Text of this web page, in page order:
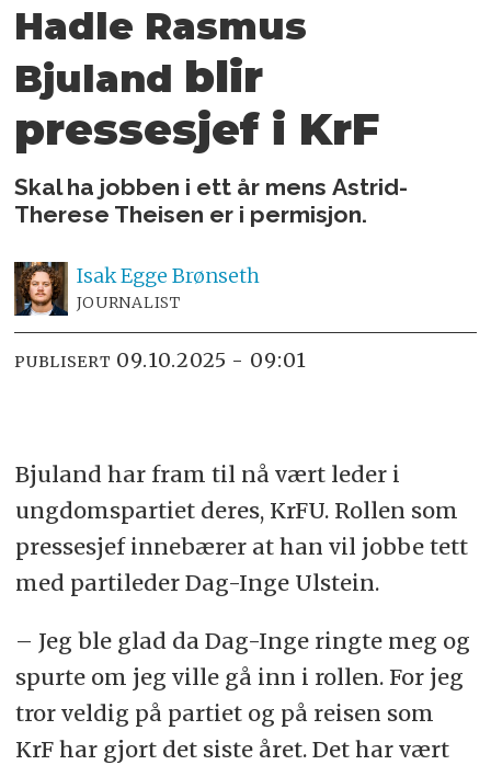
Hadle Rasmus
Bjuland blir
pressesjef i KrF
Skal ha jobben i ett år mens Astrid-
Therese Theisen er i permisjon.
IsakEgge Brønseth
JOURNALIST
PUBLISERT 09.10.2025 - 09:01
Bjuland har fram til nå vært leder i
ungdomspartiet deres, KrFU. Rollen som
pressesjef innebærer at han vil jobbe tett
med partileder Dag-Inge Ulstein.
– Jeg ble glad da Dag-Inge ringte meg og
spurte om jeg ville gå inn i rollen. For jeg
tror veldig på partiet og på reisen som
KrF har gjort det siste året. Det har vært